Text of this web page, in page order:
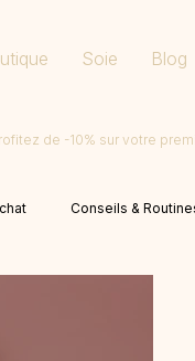
Soie Blog
Conseils &